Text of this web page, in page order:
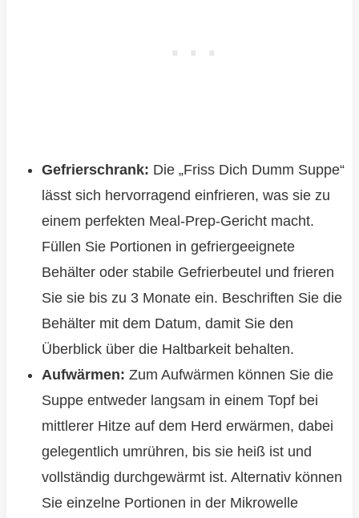
Gefrierschrank: Die „Friss Dich Dumm Suppe“
lässt sich hervorragend einfrieren, was sie zu
einem perfekten Meal-Prep-Gericht macht.
Füllen Sie Portionen in gefriergeeignete
Behälter oder stabile Gefrierbeutel und frieren
Sie sie bis zu 3 Monate ein. Beschriften Sie die
Behälter mit dem Datum, damit Sie den
Überblick über die Haltbarkeit behalten.
Aufwärmen: Zum Aufwärmen können Sie die
Suppe entweder langsam in einem Topf bei
mittlerer Hitze auf dem Herd erwärmen, dabei
gelegentlich umrühren, bis sie heiß ist und
vollständig durchgewärmt ist. Alternativ können
Sie einzelne Portionen in der Mikrowelle